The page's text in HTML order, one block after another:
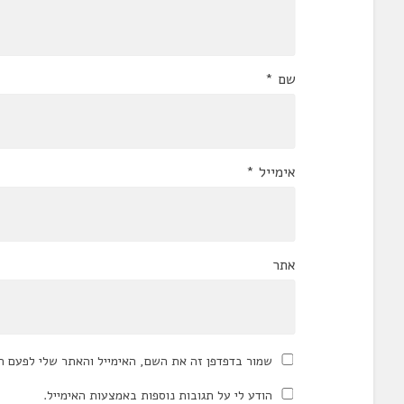
שם *
אימייל *
אתר
שמור בדפדפן זה את השם, האימייל והאתר שלי לפעם
הודע לי על תגובות נוספות באמצעות האימייל.